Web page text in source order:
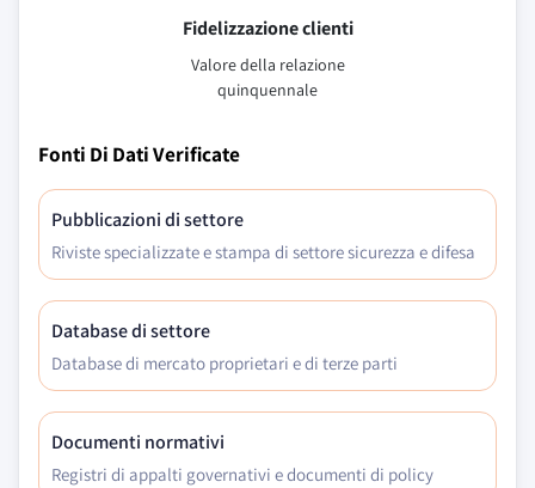
Fidelizzazione clienti
Valore della relazione
quinquennale
Fonti Di Dati Verificate
Pubblicazioni di settore
Riviste specializzate e stampa di settore sicurezza e difesa
Database di settore
Database di mercato proprietari e di terze parti
Documenti normativi
Registri di appalti governativi e documenti di policy